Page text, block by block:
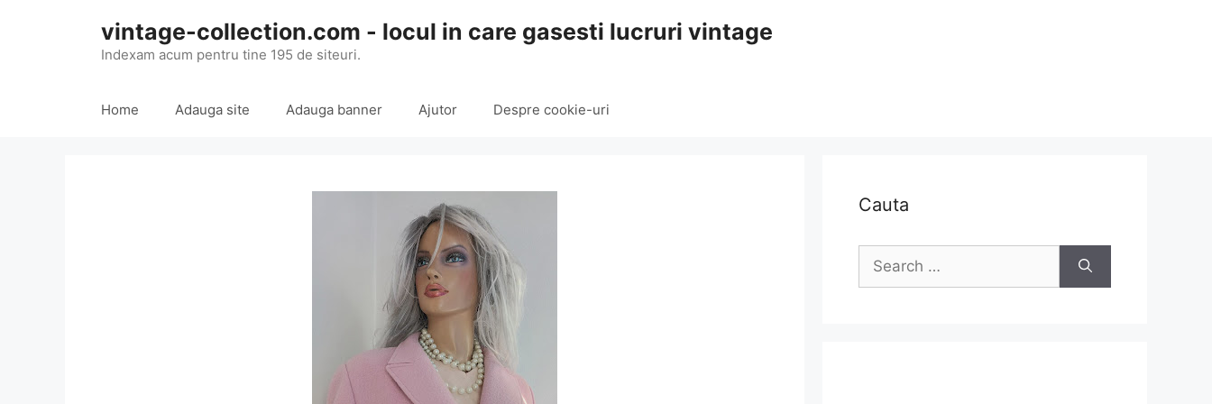
vintage-collection.com - locul in care gasesti lucruri vintage
Indexam acum pentru tine 195 de siteuri.
Home Adauga site Adauga banner Ajutor Despre cookie-uri
Cauta
Search
for: